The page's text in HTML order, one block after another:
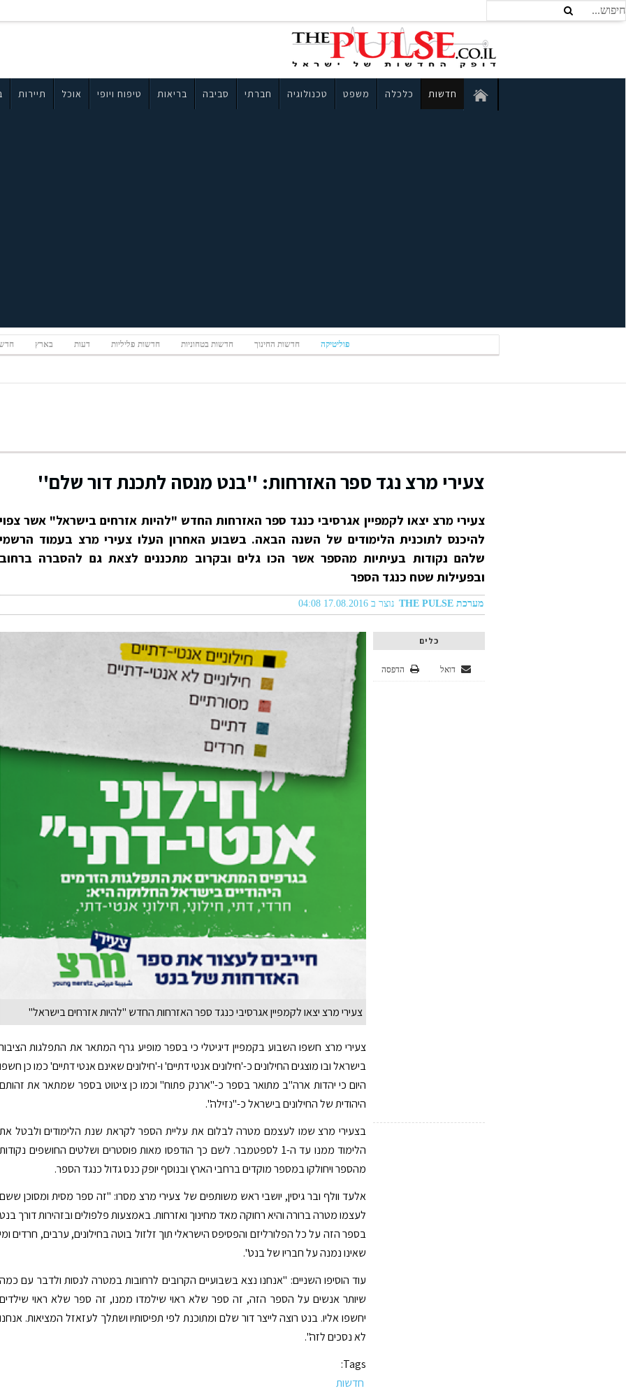
חדשות כלכלה משפט טכנולוגיה חברתי סביבה בריאות טיפוח ויופי אוכל תיירות
פוליטיקה חדשות החינוך חדשות בטחוניות חדשות פליליות דעות בארץ
צעירי מרצ נגד ספר האזרחות: ''בנט מנסה לתכנת דור שלם''
צעירי מרצ יצאו לקמפיין אגרסיבי כנגד ספר האזרחות החדש "להיות אזרחים בישראל" אשר צפוי
להיכנס לתוכנית הלימודים של השנה הבאה. בשבוע האחרון העלו צעירי מרצ בעמוד הרשמי
שלהם נקודות בעיתיות מהספר אשר הכו גלים ובקרוב מתכננים לצאת גם להסברה ברחוב
ובפעילות שטח כנגד הספר
מערכת THE PULSE נוצר ב 17.08.2016 04:08
כלים
הדפסה דואל
צעירי מרצ יצאו לקמפיין אגרסיבי כנגד ספר האזרחות החדש "להיות אזרחים בישראל"
צעירי מרצ חשפו השבוע בקמפיין דיגיטלי כי בספר מופיע גרף המתאר את התפלגות הציבור
בישראל ובו מוצגים החילונים כ-'חילונים אנטי דתיים' ו-'חילונים שאינם אנטי דתיים' כמו כן חשפו
היום כי יהדות ארה"ב מתואר בספר כ-"ארנק פתוח" וכמו כן ציטוט בספר שמתאר את זהותם
היהודית של החילונים בישראל כ-"נזילה".
בצעירי מרצ שמו לעצמם מטרה לבלום את עליית הספר לקראת שנת הלימודים ולבטל את
הלימוד ממנו עד ה-1 לספטמבר. לשם כך הודפסו מאות פוסטרים ושלטים החושפים נקודות
מהספר ויחולקו במספר מוקדים ברחבי הארץ ובנוסף יופק כנס גדול כנגד הספר.
אלעד וולף ובר גיסין, יושבי ראש משותפים של צעירי מרצ מסרו: "זה ספר מסית ומסוכן ששם
לעצמו מטרה ברורה והיא רחוקה מאד מחינוך ואזרחות. באמצעות פלפולים ובזהירות דורך בנט
בספר הזה על כל הפלורליזם והפסיפס הישראלי תוך זלזול בוטה בחילונים, ערבים, חרדים ומי
שאינו נמנה על חבריו של בנט".
עוד הוסיפו השניים: "אנחנו נצא בשבועיים הקרובים לרחובות במטרה לנסות ולדבר עם כמה
שיותר אנשים על הספר הזה, זה ספר שלא ראוי שילמדו ממנו, זה ספר שלא ראוי שילדים
יחשפו אליו. בנט רוצה לייצר דור שלם ומתוכנת לפי תפיסותיו ושתלך לעזאזל המציאות. אנחנו
לא נסכים לזה".
Tags:
חדשות